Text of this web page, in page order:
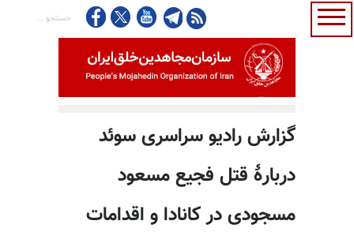
گزارش رادیو سراسری سوئد
دربارهٔ قتل فجیع مسعود
مسجودی در کانادا و اقدامات